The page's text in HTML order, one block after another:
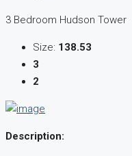
3 Bedroom Hudson Tower
Size: 138.53
3
2
Description: